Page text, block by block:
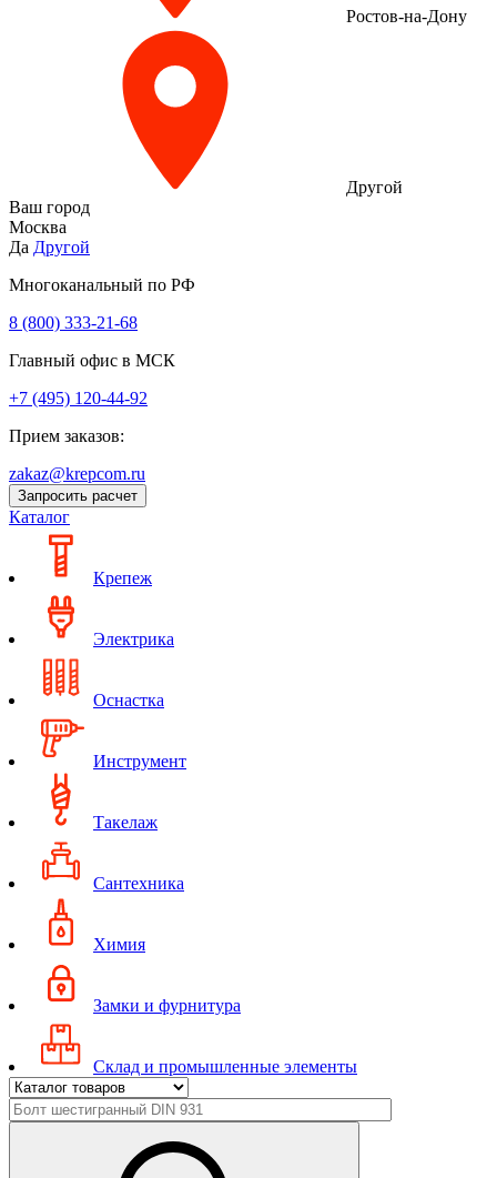
Ростов-на-Дону
Другой
Ваш город
Москва
Да Другой
Многоканальный по РФ
8 (800) 333‑21-68
Главный офис в МСК
+7 (495) 120-44-92
Прием заказов:
zakaz@krepcom.ru
Запросить расчет
Каталог
Крепеж
Электрика
Оснастка
Инструмент
Такелаж
Сантехника
Химия
Замки и фурнитура
Склад и промышленные элементы